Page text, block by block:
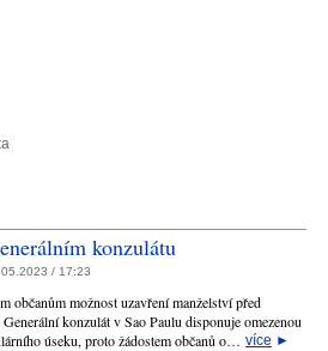
konzulátu
/ 17:23
občanům možnost uzavření manželství před
konzulát v Sao Paulu disponuje omezenou
úseku, proto žádostem občanů o… více ►